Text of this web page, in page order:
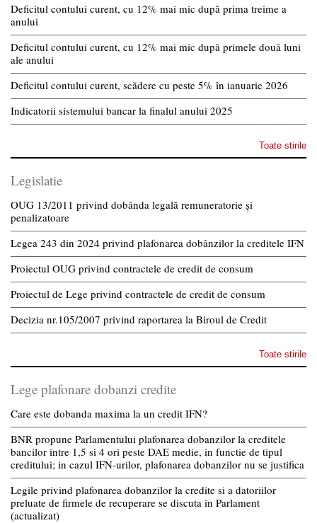
Deficitul contului curent, cu 12% mai mic după prima treime a
anului
Deficitul contului curent, cu 12% mai mic după primele două luni
ale anului
Deficitul contului curent, scădere cu peste 5% în ianuarie 2026
Indicatorii sistemului bancar la finalul anului 2025
Toate stirile
Legislatie
OUG 13/2011 privind dobânda legală remuneratorie și
penalizatoare
Legea 243 din 2024 privind plafonarea dobânzilor la creditele IFN
Proiectul OUG privind contractele de credit de consum
Proiectul de Lege privind contractele de credit de consum
Decizia nr.105/2007 privind raportarea la Biroul de Credit
Toate stirile
Lege plafonare dobanzi credite
Care este dobanda maxima la un credit IFN?
BNR propune Parlamentului plafonarea dobanzilor la creditele
bancilor intre 1,5 si 4 ori peste DAE medie, in functie de tipul
creditului; in cazul IFN-urilor, plafonarea dobanzilor nu se justifica
Legile privind plafonarea dobanzilor la credite si a datoriilor
preluate de firmele de recuperare se discuta in Parlament
(actualizat)